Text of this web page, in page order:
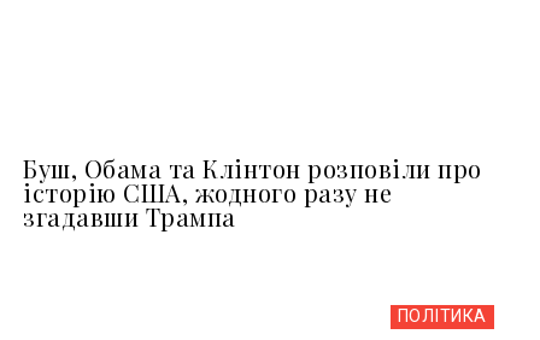
Буш, Обама та Клінтон розповіли про
історію США, жодного разу не
згадавши Трампа
ПОЛІТИКА